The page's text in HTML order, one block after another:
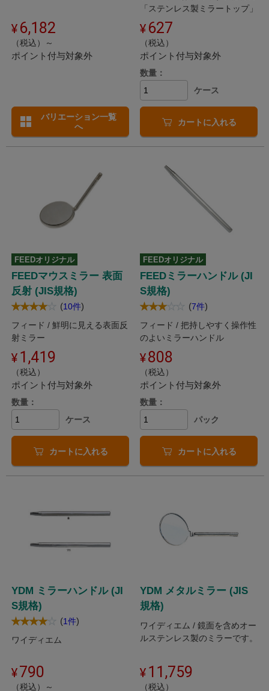
6,182
（税込）～
ポイント付与対象外
バリエーション一覧
へ
「ステンレス製ミラートップ」
627
（税込）
ポイント付与対象外
数量：
ケース
カートに入れる
FEEDオリジナル
FEEDマウスミラー 表面
反射 (JIS規格)
(10件)
フィード / 鮮明に見える表面反
射ミラー
1,419
（税込）
ポイント付与対象外
数量：
ケース
カートに入れる
FEEDオリジナル
FEEDミラーハンドル (JI
S規格)
(7件)
フィード / 把持しやすく操作性
のよいミラーハンドル
808
（税込）
ポイント付与対象外
数量：
パック
カートに入れる
YDM ミラーハンドル (JI
S規格)
(1件)
ワイディエム
790
（税込）～
YDM メタルミラー (JIS
規格)
ワイディエム / 鏡面を含めオー
ルステンレス製のミラーです。
11,759
（税込）